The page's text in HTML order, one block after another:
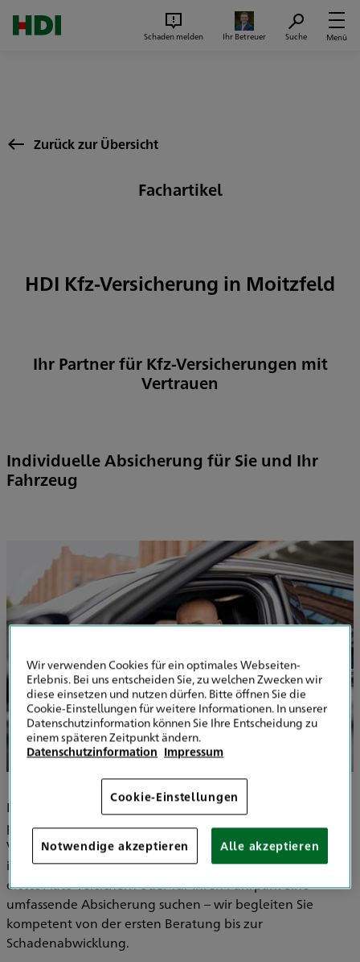
Schaden melden Ihr Betreuer Suche Menü
Zurück zur Übersicht
Fachartikel
HDI Kfz-Versicherung in Moitzfeld
Ihr Partner für Kfz-Versicherungen mit
Vertrauen
Individuelle Absicherung für Sie und Ihr
Fahrzeug
Die HDI Hauptvertretung Julian Runge
persönliche Beratung, maßgeschneiderte
Versicherungslösungen und verlässlichen Service –
insbesondere im Bereich derKfz-Versicherung.Ob Sie Ihr
erstes Auto versichern oder für Ihren Fuhrpark eine
umfassende Absicherung suchen – wir begleiten Sie
kompetent von der ersten Beratung bis zur
Schadenabwicklung.
Wir verwenden Cookies für ein optimales Webseiten-
Erlebnis. Bei uns entscheiden Sie, zu welchen Zwecken wir
diese einsetzen und nutzen dürfen. Bitte öffnen Sie die
Cookie-Einstellungen für weitere Informationen. In unserer
Datenschutzinformation können Sie Ihre Entscheidung zu
einem späteren Zeitpunkt ändern.
Datenschutzinformation Impressum
Cookie-Einstellungen
Notwendige akzeptieren Alle akzeptieren